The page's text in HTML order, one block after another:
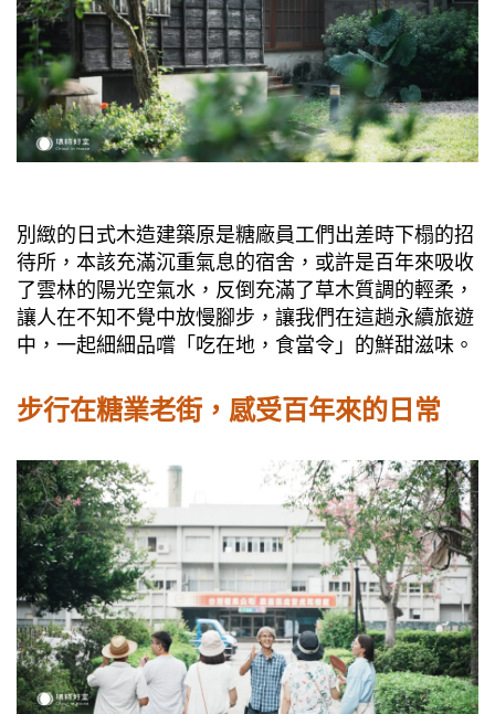
別緻的日式木造建築原是糖廠員工們出差時下榻的招
待所，本該充滿沉重氣息的宿舍，或許是百年來吸收
了雲林的陽光空氣水，反倒充滿了草木質調的輕柔，
讓人在不知不覺中放慢腳步，讓我們在這趟永續旅遊
中，一起細細品嚐「吃在地，食當令」的鮮甜滋味。
步行在糖業老街，感受百年來的日常